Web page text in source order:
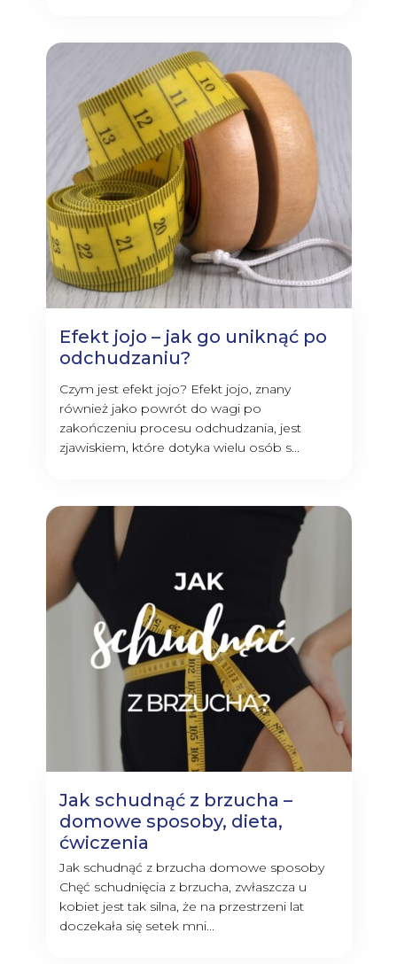
Efekt jojo – jak go uniknąć po
odchudzaniu?
Czym jest efekt jojo? Efekt jojo, znany
również jako powrót do wagi po
zakończeniu procesu odchudzania, jest
zjawiskiem, które dotyka wielu osób s...
Jak schudnąć z brzucha –
domowe sposoby, dieta,
ćwiczenia
Jak schudnąć z brzucha domowe sposoby
Chęć schudnięcia z brzucha, zwłaszcza u
kobiet jest tak silna, że na przestrzeni lat
doczekała się setek mni...